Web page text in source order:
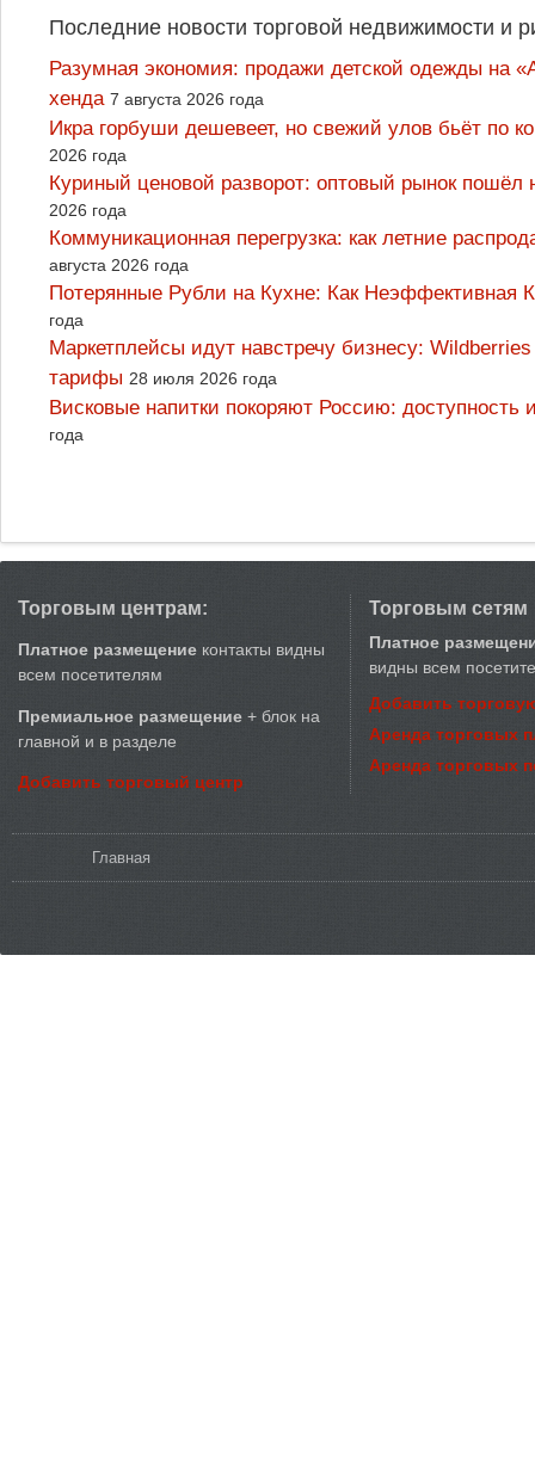
Последние новости торговой недвижимости и
Разумная экономия: продажи детской одежды на
хенда 7 августа 2026 года
Икра горбуши дешевеет, но свежий улов бьёт по
2026 года
Куриный ценовой разворот: оптовый рынок
2026 года
Коммуникационная перегрузка: как летние
августа 2026 года
Потерянные Рубли на Кухне: Как
года
Маркетплейсы идут навстречу бизнесу:
тарифы 28 июля 2026 года
Висковые напитки покоряют Россию:
года
Торговым центрам:
Платное размещение контакты видны
всем посетителям
Премиальное размещение + блок на
главной и в разделе
Добавить торговый центр
Торговым сетям
Платное
видны всем
Добавить
Аренда торговых
Аренда торговых
Главная